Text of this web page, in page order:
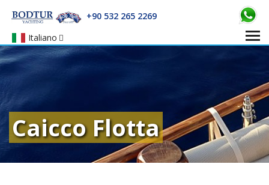
Italiano
+90 532 265 2269
Caicco Flotta